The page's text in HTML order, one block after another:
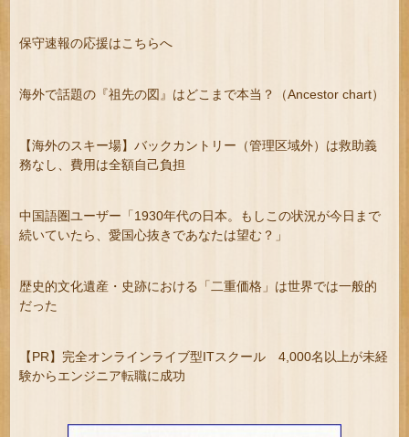
保守速報の応援はこちらへ
海外で話題の『祖先の図』はどこまで本当？（Ancestor chart）
【海外のスキー場】バックカントリー（管理区域外）は救助義
務なし、費用は全額自己負担
中国語圏ユーザー「1930年代の日本。もしこの状況が今日まで
続いていたら、愛国心抜きであなたは望む？」
歴史的文化遺産・史跡における「二重価格」は世界では一般的
だった
【PR】完全オンラインライブ型ITスクール 4,000名以上が未経
験からエンジニア転職に成功